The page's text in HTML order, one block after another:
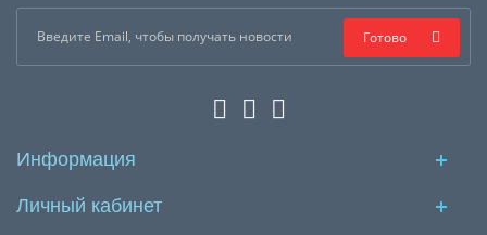
Готово
Информация
Личный кабинет